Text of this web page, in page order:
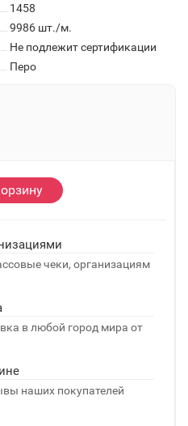
1458
9986 шт./м.
Не подлежит сертификации
Перо
чеки, организациям
в любой город мира от
наших покупателей